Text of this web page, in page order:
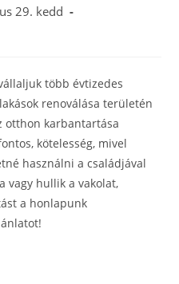
29. kedd
több évtizedes
renoválása területén
otthon karbantartása
kötelesség, mivel
használni a családjával
vagy hullik a vakolat,
a honlapunk